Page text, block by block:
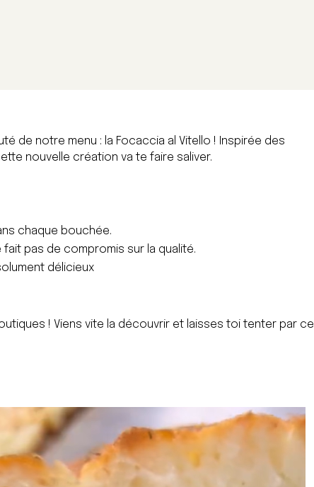
de notre menu : la Focaccia al Vitello ! Inspirée des
nouvelle création va te faire saliver.
chaque bouchée.
pas de compromis sur la qualité.
délicieux
! Viens vite la découvrir et laisses toi tenter par ce